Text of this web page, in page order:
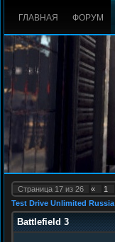
ГЛАВНАЯ ФОРУМ
Страница 17 из 26 « 1
Test Drive Unlimited Russia
Battlefield 3